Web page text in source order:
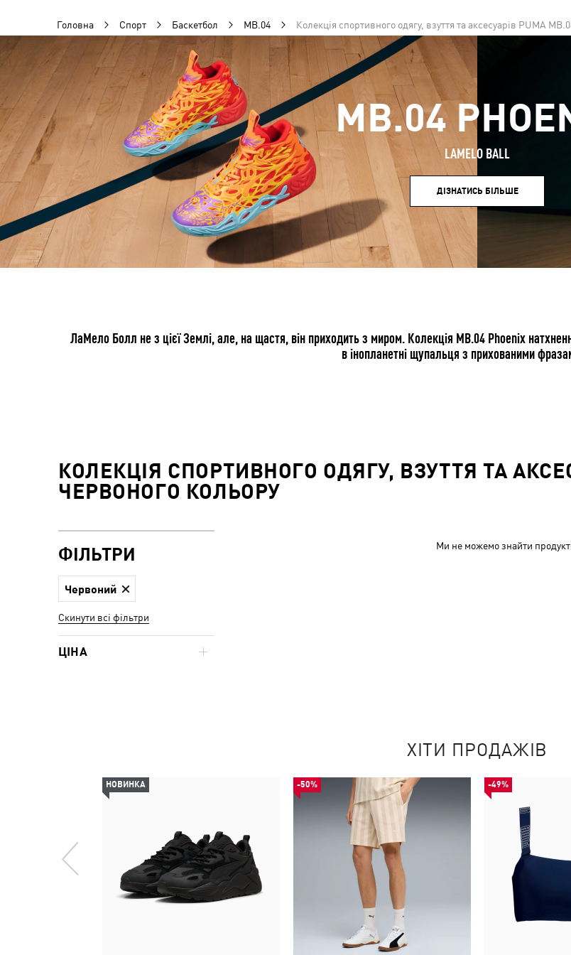
Головна Спорт Баскетбол MB.04 Колекція спортивного одягу, взуття та аксесуарів PUMA
MB.04
LAMELO BALL
ДІЗНАТИСЬ БІЛЬШЕ
ЛаМело Болл не з цієї Землі, але, на щастя, він приходить з миром. Колекція MB.04 Phoenix
в інопланетні щупальця з прихованими
КОЛЕКЦІЯ СПОРТИВНОГО ОДЯГУ, ВЗУТТЯ ТА
ЧЕРВОНОГО КОЛЬОРУ
Ми не можемо знайти
ФІЛЬТРИ
Червоний
Скинути всі фільтри
ЦІНА
ХІТИ ПРОДАЖІВ
НОВИНКА -50% -49%